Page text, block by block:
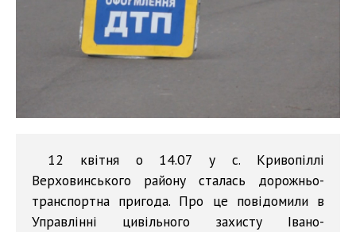
12 квітня о 14.07 у с. Кривопіллі
Верховинського району сталась дорожньо-
транспортна пригода. Про це повідомили в
Управлінні цивільного захисту Івано-